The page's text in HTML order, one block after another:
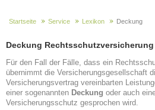
Startseite Service Lexikon Deckung
Deckung Rechtsschutzversicherung
Für den Fall der Fälle, dass ein
übernimmt die Versicherungsgesellschaft
Versicherungsvertrag vereinbarten
einer sogenannten Deckung oder auch
Versicherungsschutz gesprochen wird.